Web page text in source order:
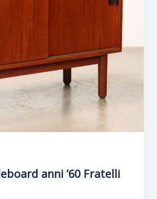
anni ’60 Fratelli